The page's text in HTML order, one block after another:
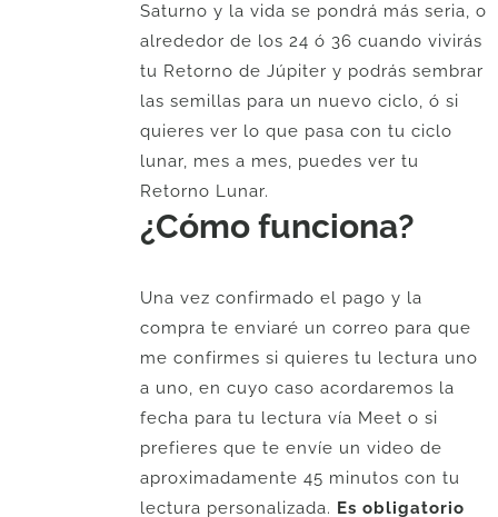
Saturno y la vida se pondrá más seria, o
alrededor de los 24 ó 36 cuando vivirás
tu Retorno de Júpiter y podrás sembrar
las semillas para un nuevo ciclo, ó si
quieres ver lo que pasa con tu ciclo
lunar, mes a mes, puedes ver tu
Retorno Lunar.
¿Cómo funciona?
Una vez confirmado el pago y la
compra te enviaré un correo para que
me confirmes si quieres tu lectura uno
a uno, en cuyo caso acordaremos la
fecha para tu lectura vía Meet o si
prefieres que te envíe un video de
aproximadamente 45 minutos con tu
lectura personalizada. Es obligatorio